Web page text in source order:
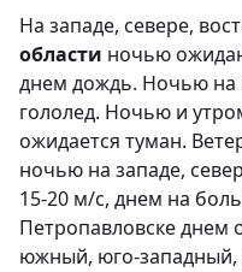
На западе, севере,
области ночью
днем дождь. Ночью на
гололед. Ночью и
ожидается туман.
ночью на западе,
15-20 м/с, днем на
Петропавловске днем
южный, юго-западный,